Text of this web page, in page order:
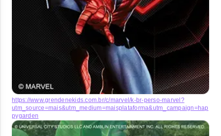
https://www.grendenekids.com.br/c/marvel/k-br-perso-marvel?
utm_source=mais&utm_medium=maisplataforma&utm_campaign=hap
pygarden